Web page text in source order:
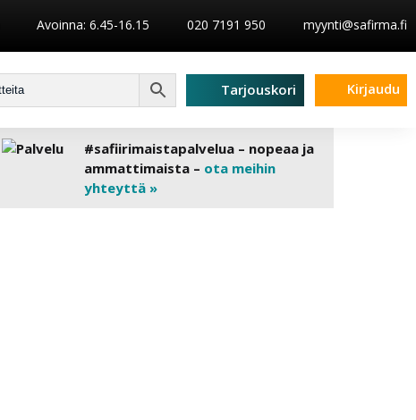
Avoinna: 6.45-16.15 020 7191 950 myynti@safirma.fi
Tarjouskori Kirjaudu
#safiirimaistapalvelua – nopeaa ja
ammattimaista – ota meihin
yhteyttä »